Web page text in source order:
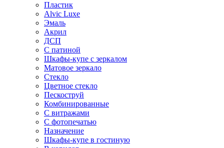
Пластик
Alvic Luxe
Эмаль
Акрил
ДСП
С патиной
Шкафы-купе с зеркалом
Матовое зеркало
Стекло
Цветное стекло
Пескоструй
Комбинированные
С витражами
С фотопечатью
Назначение
Шкафы-купе в гостиную